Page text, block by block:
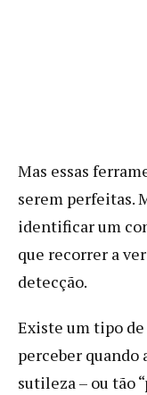
Mas essas
serem perfeitas.
identificar um
que recorrer a
detecção.
Existe um tipo
perceber quando
sutileza – ou tão